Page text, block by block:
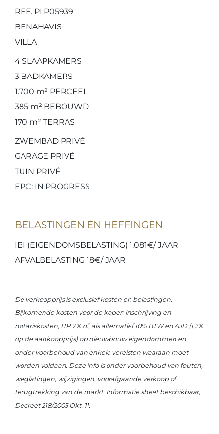
REF. PLP05939
BENAHAVIS
VILLA
4 SLAAPKAMERS
3 BADKAMERS
1.700 m² PERCEEL
385 m² BEBOUWD
170 m² TERRAS
ZWEMBAD PRIVÉ
GARAGE PRIVÉ
TUIN PRIVÉ
EPC: IN PROGRESS
BELASTINGEN EN HEFFINGEN
IBI (EIGENDOMSBELASTING) 1.081€/ JAAR
AFVALBELASTING 18€/ JAAR
De verkoopprijs is exclusief kosten en belastingen.
Bijkomende kosten voor de koper: inschrijving en
notariskosten, ITP 7% of, als alternatief 10% BTW en AJD (1,2%
op de aankoopprijs) op nieuwbouw eigendommen en
onder voorbehoud van enkele vereisten waaraan moet
worden voldaan. Deze info is onder voorbehoud van fouten,
weglatingen, wijzigingen, voorafgaande verkoop of
terugtrekking van de markt. Informatie sheet beschikbaar,
Decreet 218/2005 Okt. 11.